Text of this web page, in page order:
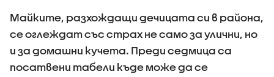
Майките, разхождащи дечицата си в района,
се оглеждат със страх не само за улични, но
и за домашни кучета. Преди седмица са
посатвени табели къде може да се